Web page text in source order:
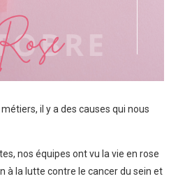
il y a des causes qui nous
nos équipes ont vu la vie en rose
à la lutte contre le cancer du sein et